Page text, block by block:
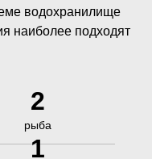
водохранилище
наиболее подходят
2
рыба
1